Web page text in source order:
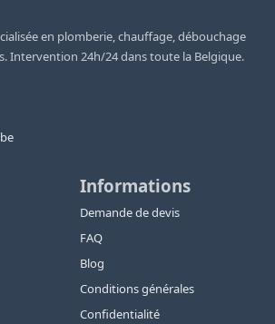
en plomberie, chauffage, débouchage
Intervention 24h/24 dans toute la Belgique.
Informations
Demande de devis
FAQ
Blog
Conditions générales
Confidentialité